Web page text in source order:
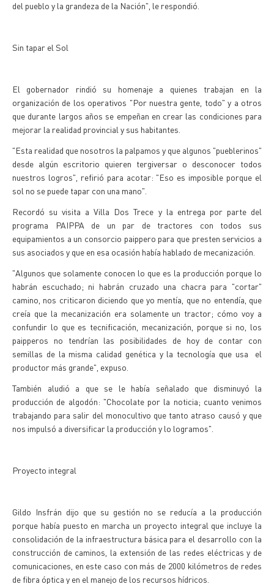
del pueblo y la grandeza de la Nación", le respondió.
Sin tapar el Sol
El gobernador rindió su homenaje a quienes trabajan en la
organización de los operativos "Por nuestra gente, todo" y a otros
que durante largos años se empeñan en crear las condiciones para
mejorar la realidad provincial y sus habitantes.
"Esta realidad que nosotros la palpamos y que algunos "pueblerinos"
desde algún escritorio quieren tergiversar o desconocer todos
nuestros logros", refirió para acotar: "Eso es imposible porque el
sol no se puede tapar con una mano".
Recordó su visita a Villa Dos Trece y la entrega por parte del
programa PAIPPA de un par de tractores con todos sus
equipamientos a un consorcio paippero para que presten servicios a
sus asociados y que en esa ocasión había hablado de mecanización.
"Algunos que solamente conocen lo que es la producción porque lo
habrán escuchado; ni habrán cruzado una chacra para "cortar"
camino, nos criticaron diciendo que yo mentía, que no entendía, que
creía que la mecanización era solamente un tractor; cómo voy a
confundir lo que es tecnificación, mecanización, porque si no, los
paipperos no tendrían las posibilidades de hoy de contar con
semillas de la misma calidad genética y la tecnología que usa el
productor más grande", expuso.
También aludió a que se le había señalado que disminuyó la
producción de algodón: "Chocolate por la noticia; cuanto venimos
trabajando para salir del monocultivo que tanto atraso causó y que
nos impulsó a diversificar la producción y lo logramos".
Proyecto integral
Gildo Insfrán dijo que su gestión no se reducía a la producción
porque había puesto en marcha un proyecto integral que incluye la
consolidación de la infraestructura básica para el desarrollo con la
construcción de caminos, la extensión de las redes eléctricas y de
comunicaciones, en este caso con más de 2000 kilómetros de redes
de fibra óptica y en el manejo de los recursos hídricos.